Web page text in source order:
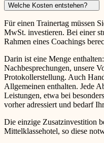
Welche Kosten entstehen?
Für einen Trainertag müssen
MwSt. investieren. Bei einer
Rahmen eines Coachings
Darin ist eine Menge
Nachbesprechungen, unsere
Protokollerstellung. Auch
Allgemeinen enthalten. Jede
Leistungen, etwa bei
vorher adressiert und bedarf
Die einzige Zusatzinvestition
Mittelklassehotel, so diese